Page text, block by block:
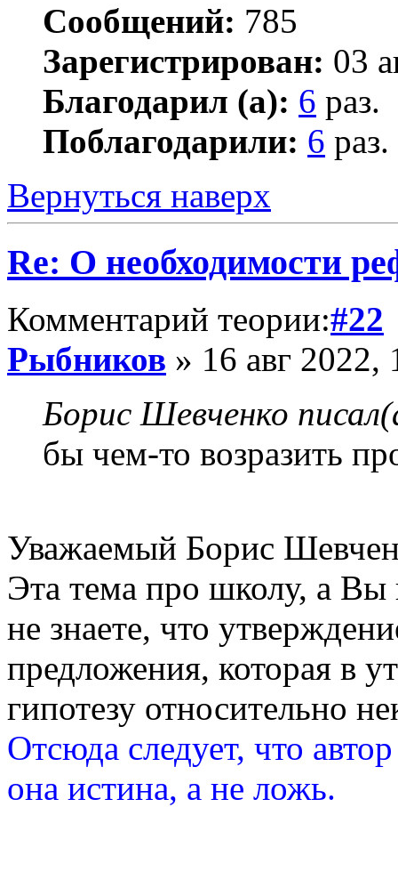
Сообщений: 785
Зарегистрирован: 03
Благодарил (а): 6 раз.
Поблагодарили: 6 раз.
Вернуться наверх
Re: О необходимости
Комментарий теории:#22
Рыбников » 16 авг 2022,
Борис Шевченко
бы чем-то возразить
Уважаемый Борис
Эта тема про школу, а Вы
не знаете, что
предложения, которая в
гипотезу относительно
Отсюда следует, что
она истина, а не ложь.